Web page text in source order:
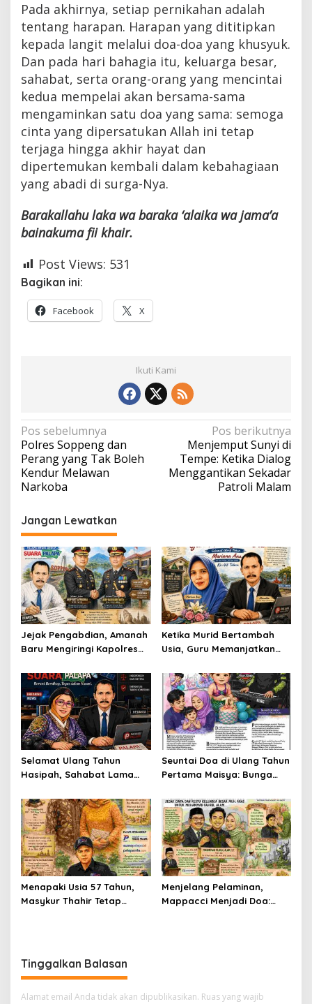
Pada akhirnya, setiap pernikahan adalah
tentang harapan. Harapan yang dititipkan
kepada langit melalui doa-doa yang khusyuk.
Dan pada hari bahagia itu, keluarga besar,
sahabat, serta orang-orang yang mencintai
kedua mempelai akan bersama-sama
mengaminkan satu doa yang sama: semoga
cinta yang dipersatukan Allah ini tetap
terjaga hingga akhir hayat dan
dipertemukan kembali dalam kebahagiaan
yang abadi di surga-Nya.
Barakallahu laka wa baraka ‘alaika wa jama’a
bainakuma fii khair.
Post Views: 531
Bagikan ini:
Facebook X
Ikuti Kami
Navigasi
pos
Pos sebelumnya
Polres Soppeng dan
Perang yang Tak Boleh
Kendur Melawan
Narkoba
Pos berikutnya
Menjemput Sunyi di
Tempe: Ketika Dialog
Menggantikan Sekadar
Patroli Malam
Jangan Lewatkan
Jejak Pengabdian, Amanah
Baru Mengiringi Kapolres
Ketika Murid Bertambah
Usia, Guru Memanjatkan
Selamat Ulang Tahun
Hasipah, Sahabat Lama
Silaturahmi
Seuntai Doa di Ulang Tahun
Pertama Maisya: Bunga
Tengah Cinta dan Harapan
Menapaki Usia 57 Tahun,
Masykur Thahir Tetap
Menjelang Pelaminan,
Mappacci Menjadi Doa:
Tinggalkan Balasan
Alamat email Anda tidak akan dipublikasikan. Ruas yang wajib